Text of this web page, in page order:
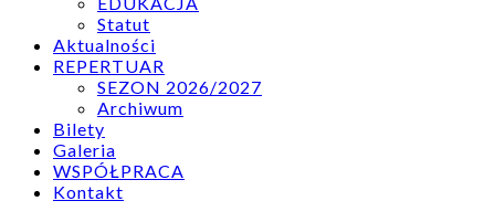
Statut
Aktualności
REPERTUAR
SEZON 2026/2027
Archiwum
Bilety
Galeria
WSPÓŁPRACA
Kontakt